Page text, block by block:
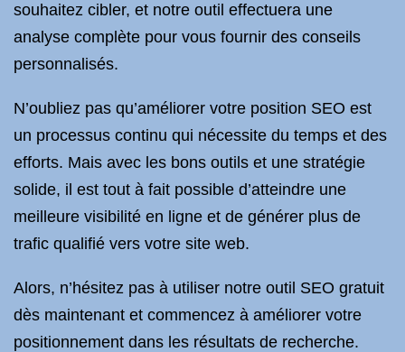
souhaitez cibler, et notre outil effectuera une
analyse complète pour vous fournir des conseils
personnalisés.
N’oubliez pas qu’améliorer votre position SEO est
un processus continu qui nécessite du temps et des
efforts. Mais avec les bons outils et une stratégie
solide, il est tout à fait possible d’atteindre une
meilleure visibilité en ligne et de générer plus de
trafic qualifié vers votre site web.
Alors, n’hésitez pas à utiliser notre outil SEO gratuit
dès maintenant et commencez à améliorer votre
positionnement dans les résultats de recherche.